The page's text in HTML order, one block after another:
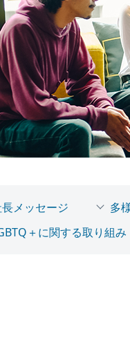
メッセージ 多
＋に関する取り組み